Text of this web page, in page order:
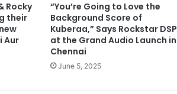
Rocky
their
Aur
“You’re Going to Love the
Background Score of
Kuberaa,” Says Rockstar DSP
at the Grand Audio Launch in
Chennai
June 5, 2025